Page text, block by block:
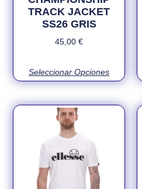
TRACK JACKET
SS26 GRIS
45,00€
Seleccionar Opciones